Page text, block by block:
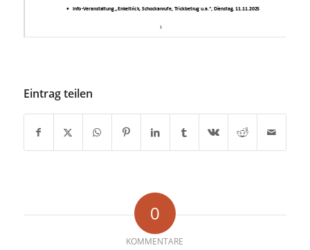
Eintrag teilen
0
KOMMENTARE